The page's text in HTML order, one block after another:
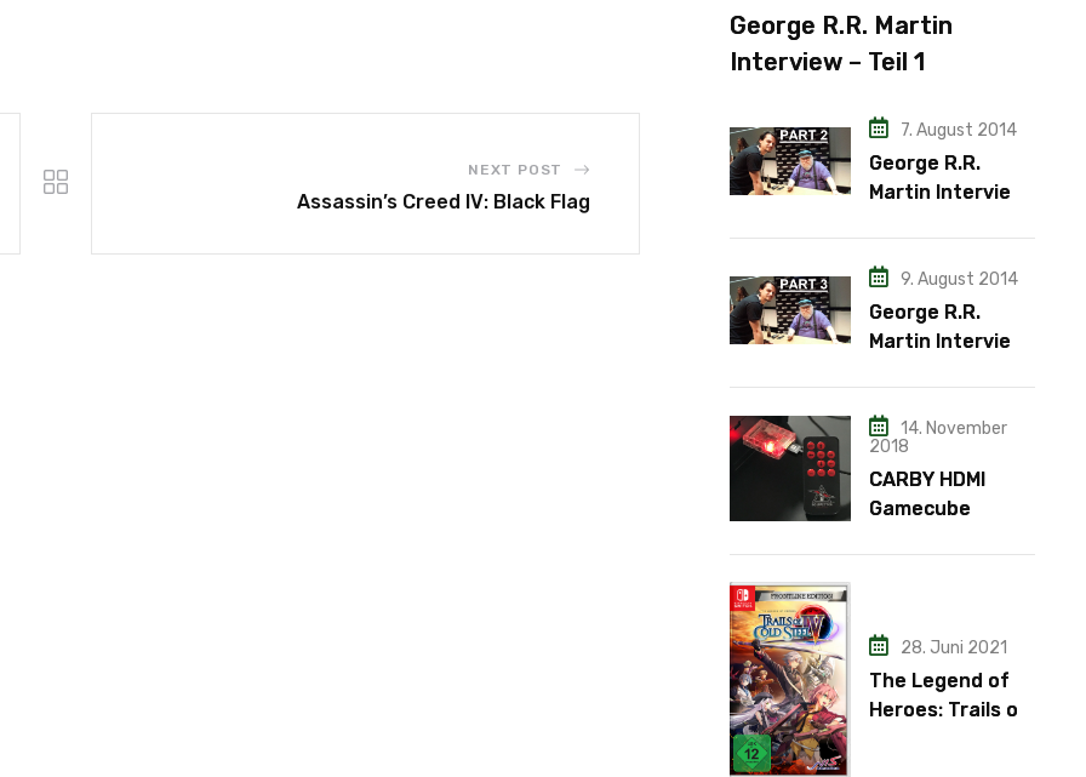
NEXT POST
Assassin’s Creed IV: Black Flag
George R.R. Martin
Interview – Teil 1
7. August 2014
George R.R.
Martin Interview
9. August 2014
George R.R.
Martin Interview
14. November
2018
CARBY HDMI
Gamecube
28. Juni 2021
The Legend of
Heroes: Trails of